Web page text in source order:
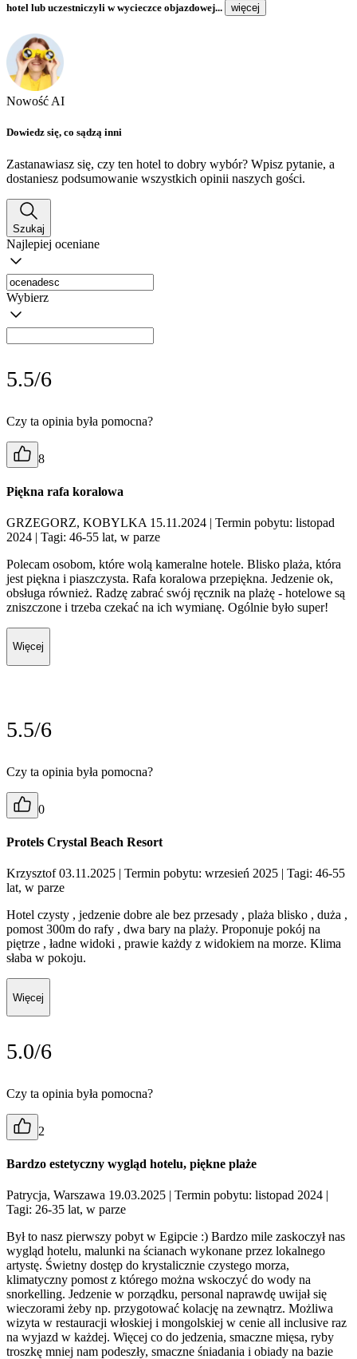
hotel lub uczestniczyli w wycieczce objazdowej...
więcej
Nowość AI
Dowiedz się, co sądzą inni
Zastanawiasz się, czy ten hotel to dobry wybór? Wpisz pytanie, a
dostaniesz podsumowanie wszystkich opinii naszych gości.
Szukaj
Najlepiej oceniane
Wybierz
5.5/6
Czy ta opinia była pomocna?
8
Piękna rafa koralowa
GRZEGORZ, KOBYLKA 15.11.2024 | Termin pobytu: listopad
2024 | Tagi: 46-55 lat, w parze
Polecam osobom, które wolą kameralne hotele. Blisko plaża, która
jest piękna i piaszczysta. Rafa koralowa przepiękna. Jedzenie ok,
obsługa również. Radzę zabrać swój ręcznik na plażę - hotelowe są
zniszczone i trzeba czekać na ich wymianę. Ogólnie było super!
Więcej
5.5/6
Czy ta opinia była pomocna?
0
Protels Crystal Beach Resort
Krzysztof 03.11.2025 | Termin pobytu: wrzesień 2025 | Tagi: 46-55
lat, w parze
Hotel czysty , jedzenie dobre ale bez przesady , plaża blisko , duża ,
pomost 300m do rafy , dwa bary na plaży. Proponuje pokój na
piętrze , ładne widoki , prawie każdy z widokiem na morze. Klima
słaba w pokoju.
Więcej
5.0/6
Czy ta opinia była pomocna?
2
Bardzo estetyczny wygląd hotelu, piękne plaże
Patrycja, Warszawa 19.03.2025 | Termin pobytu: listopad 2024
Tagi: 26-35 lat, w parze
Był to nasz pierwszy pobyt w Egipcie :) Bardzo mile zaskoczył nas
wygląd hotelu, malunki na ścianach wykonane przez lokalnego
artystę. Świetny dostęp do krystalicznie czystego morza,
klimatyczny pomost z którego można wskoczyć do wody na
snorkelling. Jedzenie w porządku, personal naprawdę uwijał się
wieczorami żeby np. przygotować kolację na zewnątrz. Możliwa
wizyta w restauracji włoskiej i mongolskiej w cenie all inclusive raz
na wyjazd w każdej. Więcej co do jedzenia, smaczne mięsa, ryby
troszkę mniej nam podeszły, smaczne śniadania i obiady na bazie